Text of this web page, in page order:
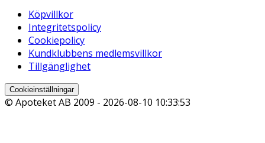
Köpvillkor
Integritetspolicy
Cookiepolicy
Kundklubbens medlemsvillkor
Tillgänglighet
Cookieinställningar
© Apoteket AB 2009 - 2026-08-10 10:33:53